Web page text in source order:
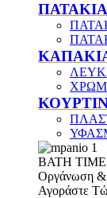
ΠΑΤΑΚΙΑ
ΒΑΤΗ ΤΙΜΕ
Οργάνωση &
Αγοράστε